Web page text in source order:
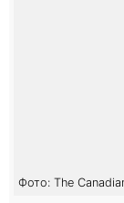
Фото: The